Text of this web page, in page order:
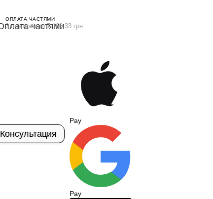
ОПЛАТА ЧАСТЯМИ
3 платежа по 7 166.33 грн
Консультация
Pay
Pay